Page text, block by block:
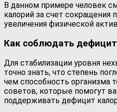
В данном примере человек
калорий за счет сокращения
увеличения физической
Как соблюдать
Для стабилизации уровня
точно знать, что степень
чем способность организма
советов, которые помогут
поддерживать дефицит